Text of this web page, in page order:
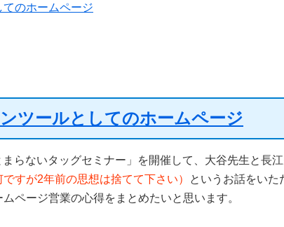
のホームページ
ツールとしてのホームページ
まらないタッグセミナー」を開催 して、 大谷先生と長
すが2年前の思想は捨てて下さい）
というお話をいた
ページ営業の心得をまとめたいと思います。